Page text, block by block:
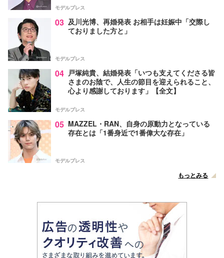
モデルプレス
03 及川光博、再婚発表 お相手は妊娠中「交際し
ておりました方と」
モデルプレス
04 戸塚純貴、結婚発表「いつも支えてくださる皆
さまのお陰で、人生の節目を迎えられること、
心より感謝しております」【全文】
モデルプレス
05 MAZZEL・RAN、自身の原動力となっている
存在とは「1番身近で1番偉大な存在」
モデルプレス
もっとみる